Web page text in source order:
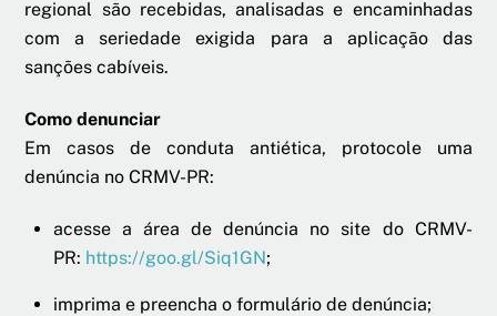
regional são recebidas, analisadas e encaminhadas
com a seriedade exigida para a aplicação das
sanções cabíveis.
Como denunciar
Em casos de conduta antiética, protocole uma
denúncia no CRMV-PR:
acesse a área de denúncia no site do CRMV-
PR: https://goo.gl/Siq1GN;
imprima e preencha o formulário de denúncia;